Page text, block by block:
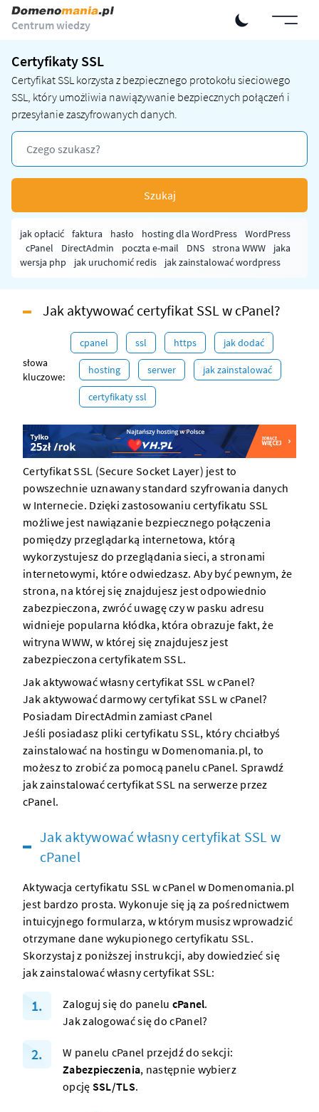
Centrum wiedzy
Certyfikaty SSL
Certyfikat SSLkorzysta z bezpiecznego protokołu sieciowego
SSL, który umożliwia nawiązywanie bezpiecznych połączeń i
przesyłanie zaszyfrowanych danych.
Szukaj
jak opłacić faktura hasło hosting dla WordPress
WordPress
cPanel
DirectAdmin poczta e-mail DNS strona WWW
jaka
wersja php
jak uruchomić redis jak zainstalować wordpress
Jak aktywować certyfikat SSL w cPanel?
słowa
kluczowe:
cpanel ssl https jak dodać
hosting serwer jak zainstalować
certyfikaty ssl
Certyfikat SSL (Secure Socket Layer) jest to
powszechnie uznawany standard szyfrowania danych
w Internecie. Dzięki zastosowaniu certyfikatu SSL
możliwe jest nawiązanie bezpiecznego połączenia
pomiędzy przeglądarką internetowa, którą
wykorzystujesz do przeglądania sieci, astronami
internetowymi, które odwiedzasz. Aby być pewnym, że
strona, na której się znajdujesz jest odpowiednio
zabezpieczona, zwróć uwagę czy w pasku adresu
widnieje popularna kłódka, która obrazuje fakt, że
witryna WWW, w której się znajdujesz jest
zabezpieczona certyfikatem SSL.
Jak aktywować własny certyfikat SSL w cPanel?
Jak aktywować darmowy certyfikat SSL w cPanel?
Posiadam DirectAdmin zamiast cPanel
Jeśli posiadasz pliki certyfikatu SSL, który chciałbyś
zainstalować na hostingu w Domenomania.pl, to
możesz to zrobić za pomocą panelu cPanel. Sprawdź
jak zainstalować certyfikat SSL na serwerzeprzez
cPanel.
Jak aktywować własny certyfikat SSL w
cPanel
Aktywacja certyfikatu SSL w cPanel w Domenomania.pl
jest bardzo prosta. Wykonuje się ją za pośrednictwem
intuicyjnego formularza, w którym musisz wprowadzić
otrzymane dane wykupionego certyfikatu SSL.
Skorzystaj z poniższej instrukcji, aby dowiedzieć się
jak zainstalować własny certyfikat SSL:
Zaloguj się do panelu cPanel.
Jak zalogować się do cPanel?
W panelu cPanel przejdź do sekcji:
Zabezpieczenia, następnie wybierz
opcję SSL/TLS.